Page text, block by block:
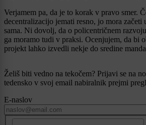
Verjamem pa, da je to korak v pravo smer.
decentralizacijo jemati resno, jo mora začeti
sama. Ni dovolj, da o policentričnem
ga moramo tudi v praksi. Ocenjujem, da bi
projekt lahko izvedli nekje do sredine
Želiš biti vedno na tekočem? Prijavi se na
tedensko v svoj email nabiralnik prejmi
E-naslov